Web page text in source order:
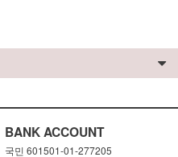
BANK ACCOUNT
국민 601501-01-277205